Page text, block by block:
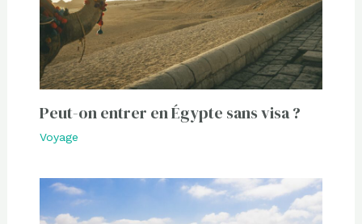
Peut-on entrer en Égypte sans visa ?
Voyage